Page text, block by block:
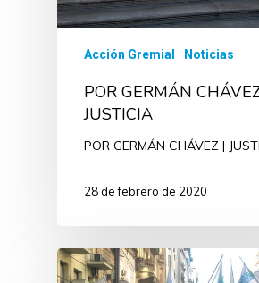
Acción Gremial Noticias
POR GERMÁN
JUSTICIA
POR GERMÁN CHÁVEZ |
28 de febrero de 2020